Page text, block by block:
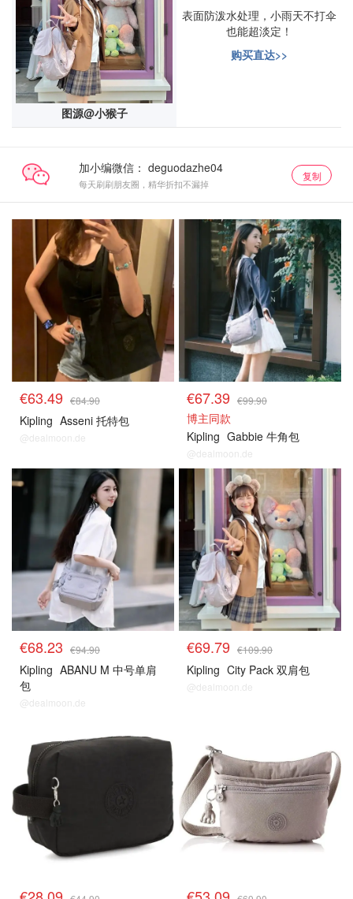
图源@小猴子
表面防泼水处理，小雨天不打伞
也能超淡定！
购买直达>>
加小编微信：
每天刷刷朋友圈，精华折扣不漏掉
复制
€63.49 €84.90
Kipling Asseni 托特包
@dealmoon.de
€67.39 €99.90
博主同款
Kipling Gabbie 牛角包
@dealmoon.de
€68.23 €94.90
Kipling ABANU M 中号单肩
包
@dealmoon.de
€69.79 €109.90
Kipling City Pack 双肩包
@dealmoon.de